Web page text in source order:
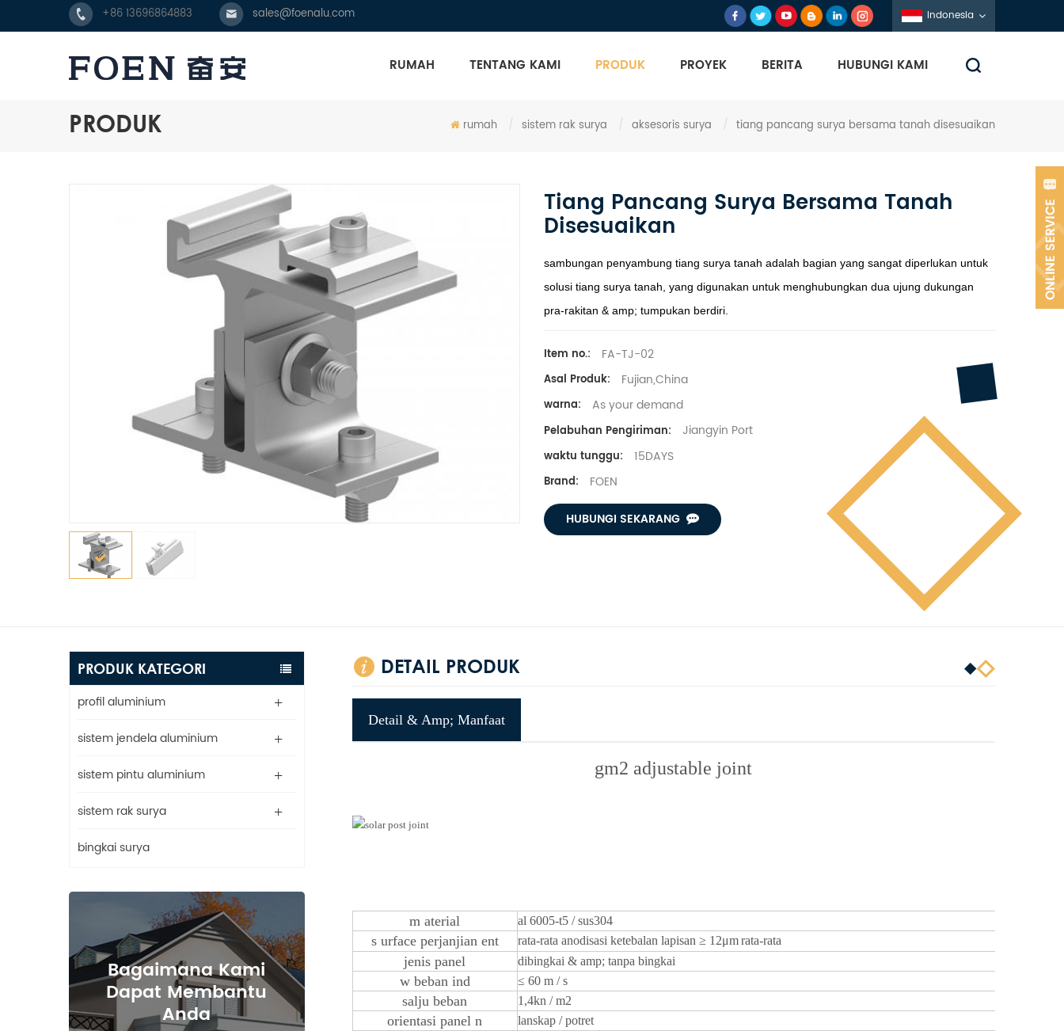
+86 13696864883 sales@foenalu.com Indonesia
RUMAH TENTANG KAMI PRODUK PROYEK BERITA HUBUNGI KAMI
PRODUK rumah / sistem rak surya / aksesoris surya / tiang pancang surya bersama tanah disesuaikan
Tiang Pancang Surya Bersama Tanah
Disesuaikan
sambungan penyambung tiang surya tanah adalah bagian yang sangat diperlukan untuk
solusi tiang surya tanah, yang digunakan untuk menghubungkan dua ujung dukungan
pra-rakitan & amp; tumpukan berdiri.
Item no.: FA-TJ-02
Asal Produk: Fujian,China
warna: As your demand
Pelabuhan Pengiriman: Jiangyin Port
waktu tunggu: 15DAYS
Brand: FOEN
HUBUNGI SEKARANG
PRODUK KATEGORI
profil aluminium
sistem jendela aluminium
sistem pintu aluminium
sistem rak surya
bingkai surya
Bagaimana Kami
Dapat Membantu
Anda
DETAIL PRODUK
Detail & Amp; Manfaat
gm2 adjustable joint
m aterial al 6005-t5 / sus304
surfaceperjanjian ent rata-rata anodisasi ketebalan lapisan ≥ 12μmrata-rata
jenis panel dibingkai & amp; tanpa bingkai
wbeban ind ≤ 60 m / s
salju beban 1,4kn / m2
orientasi panel n lanskap / potret